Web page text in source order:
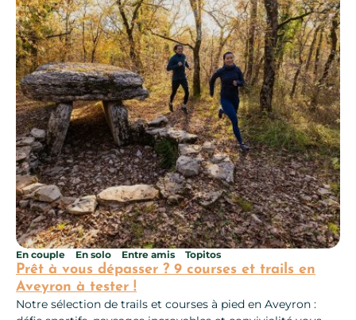
Prêt à vous dépasser ? 9 courses et trails en
Aveyron à tester !
En couple En solo Entre amis Topitos
Notre sélection de trails et courses à pied en Aveyron :